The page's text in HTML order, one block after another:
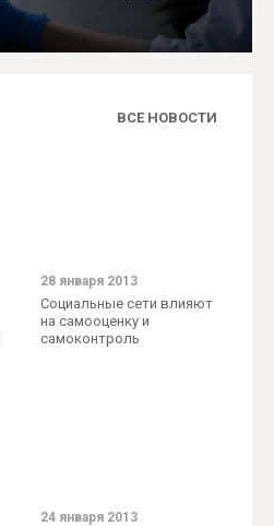
28 января 2013
Социальные сети влияют
на самооценку и
самоконтроль
24 января 2013
ВСЕ НОВОСТИ